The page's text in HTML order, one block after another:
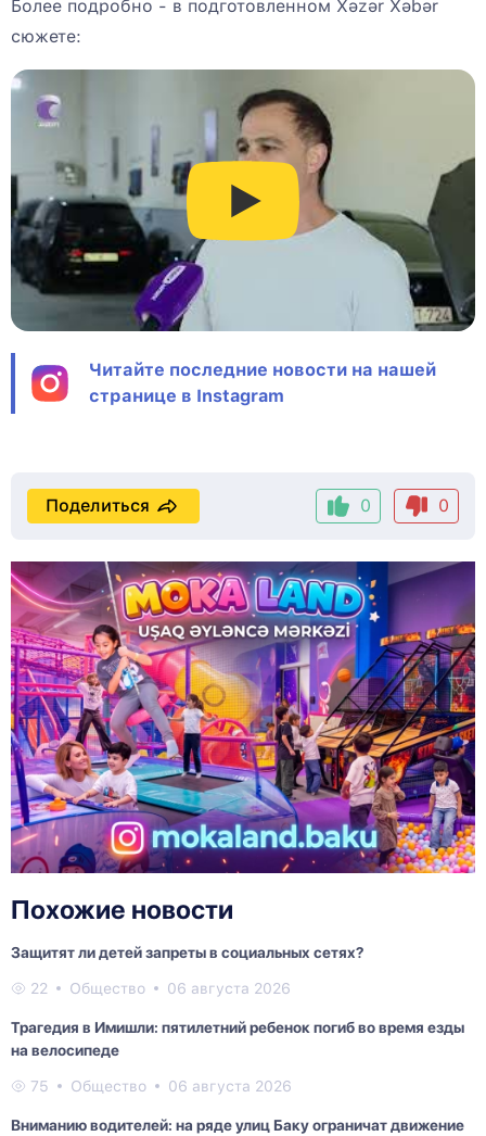
Более подробно - в подготовленном Xəzər Xəbər
сюжете:
Читайте последние новости на нашей
странице в Instagram
0 0
Поделиться
Похожие новости
Защитят ли детей запреты в социальных сетях?
22 Общество 06 августа 2026
Трагедия в Имишли: пятилетний ребенок погиб во время езды
на велосипеде
75 Общество 06 августа 2026
Вниманию водителей: на ряде улиц Баку ограничат движение